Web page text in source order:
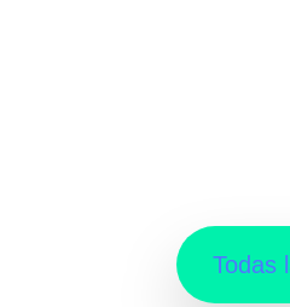
Todas